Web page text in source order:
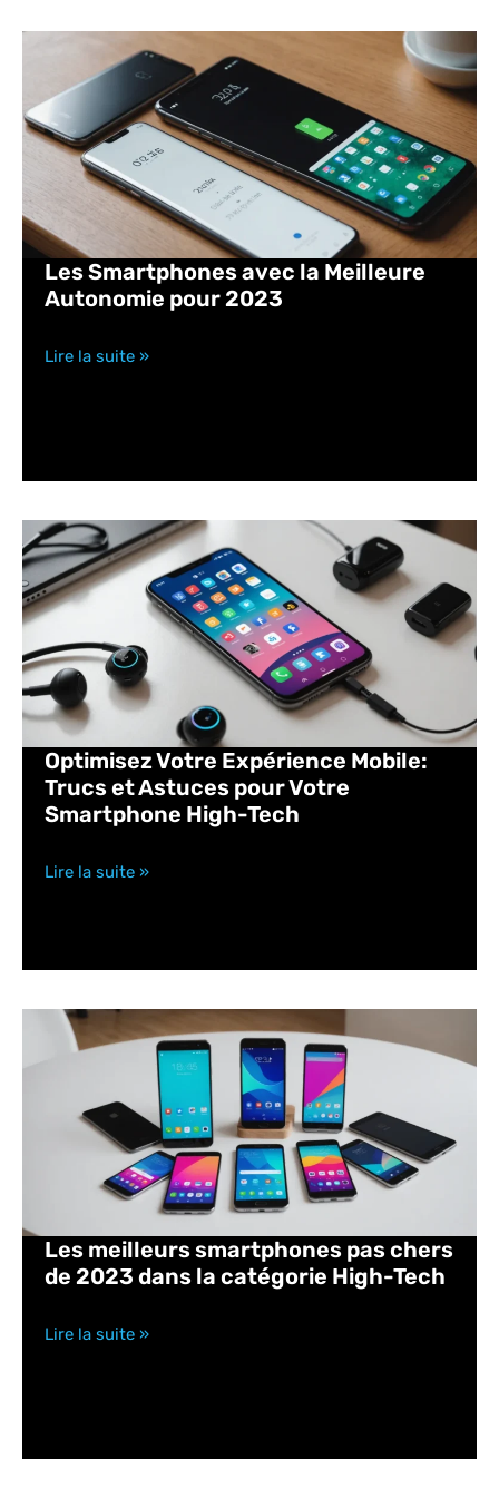
Les Smartphones avec la Meilleure
Autonomie pour 2023
Lire la suite »
Optimisez Votre Expérience Mobile:
Trucs et Astuces pour Votre
Smartphone High-Tech
Lire la suite »
Les meilleurs smartphones pas chers
de 2023 dans la catégorie High-Tech
Lire la suite »